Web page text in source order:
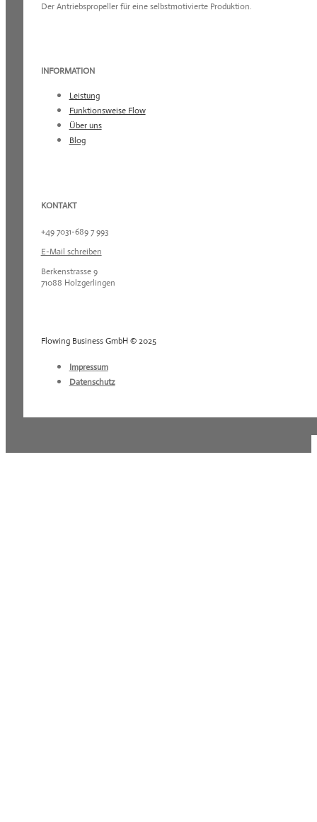
Der Antriebspropeller für eine selbstmotivierte Produktion.
INFORMATION
Leistung
Funktionsweise Flow
Über uns
Blog
KONTAKT
+49 7031-689 7 993
E-Mail schreiben
Berkenstrasse 9
71088 Holzgerlingen
Flowing Business GmbH © 2025
Impressum
Datenschutz